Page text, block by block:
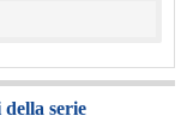
serie